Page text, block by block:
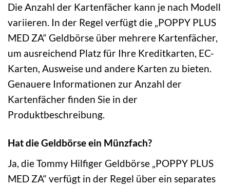
Die Anzahl der Kartenfächer kann je nach Modell
variieren. In der Regel verfügt die „POPPY PLUS
MED ZA“ Geldbörse über mehrere Kartenfächer,
um ausreichend Platz für Ihre Kreditkarten, EC-
Karten, Ausweise und andere Karten zu bieten.
Genauere Informationen zur Anzahl der
Kartenfächer finden Sie in der
Produktbeschreibung.
Hat die Geldbörse ein Münzfach?
Ja, die Tommy Hilfiger Geldbörse „POPPY PLUS
MED ZA“ verfügt in der Regel über ein separates